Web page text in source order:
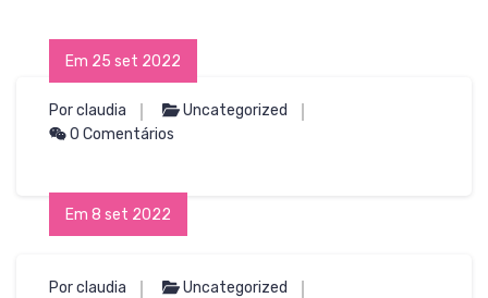
Em 25 set 2022
Por claudia
Uncategorized
0 Comentários
Em 8 set 2022
Por claudia
Uncategorized